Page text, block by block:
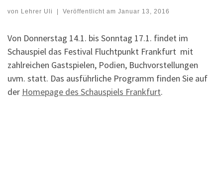
von Lehrer Uli | Veröffentlicht am Januar 13, 2016
Von Donnerstag 14.1. bis Sonntag 17.1. findet im
Schauspiel das Festival Fluchtpunkt Frankfurt mit
zahlreichen Gastspielen, Podien, Buchvorstellungen
uvm. statt. Das ausführliche Programm finden Sie auf
der Homepage des Schauspiels Frankfurt.